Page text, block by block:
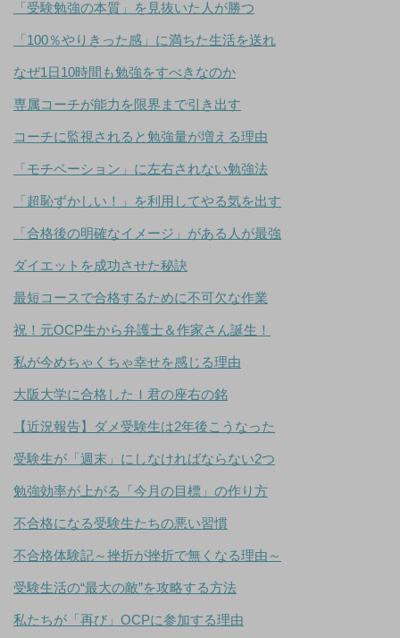
「受験勉強の本質」を見抜いた人が勝つ
「100％やりきった感」に満ちた生活を送れ
なぜ1日10時間も勉強をすべきなのか
専属コーチが能力を限界まで引き出す
コーチに監視されると勉強量が増える理由
「モチベーション」に左右されない勉強法
「超恥ずかしい！」を利用してやる気を出す
「合格後の明確なイメージ」がある人が最強
ダイエットを成功させた秘訣
最短コースで合格するために不可欠な作業
祝！元OCP生から弁護士＆作家さん誕生！
私が今めちゃくちゃ幸せを感じる理由
大阪大学に合格したＩ君の座右の銘
【近況報告】ダメ受験生は2年後こうなった
受験生が「週末」にしなければならない2つ
勉強効率が上がる「今月の目標」の作り方
不合格になる受験生たちの悪い習慣
不合格体験記～挫折が挫折で無くなる理由～
受験生活の“最大の敵”を攻略する方法
私たちが「再び」OCPに参加する理由